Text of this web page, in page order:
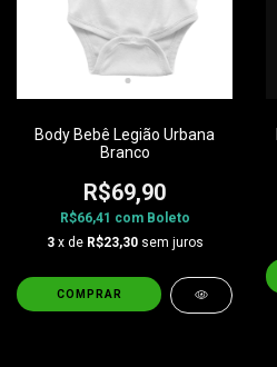
Body Bebê Legião Urbana
Branco
R$69,90
R$66,41 com Boleto
3 x de R$23,30 sem juros
COMPRAR